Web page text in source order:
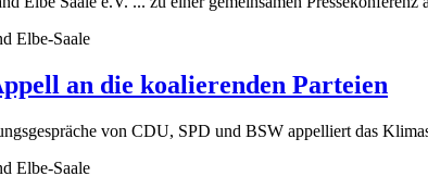
Elbe-Saale
an die koalierenden Parteien
von CDU, SPD und BSW appelliert das
Elbe-Saale